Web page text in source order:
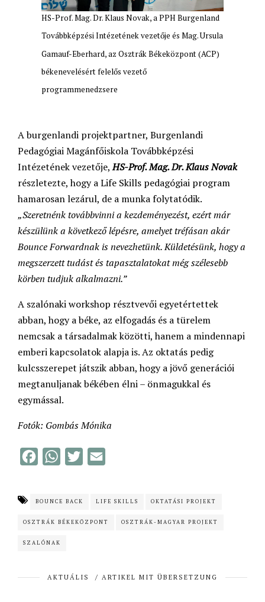
HS-Prof. Mag. Dr. Klaus Novak, a PPH Burgenland
Továbbképzési Intézetének vezetője és Mag. Ursula
Gamauf-Eberhard, az Osztrák Békeközpont (ACP)
békenevelésért felelős vezető
programmenedzsere
A burgenlandi projektpartner, Burgenlandi
Pedagógiai Magánfőiskola Továbbképzési
Intézetének vezetője,HS-Prof. Mag. Dr. Klaus Novak
részletezte, hogy a Life Skills pedagógiai program
hamarosan lezárul, de a munka folytatódik.
„Szeretnénk továbbvinni a kezdeményezést, ezért már
készülünk a következő lépésre, amelyet tréfásan akár
Bounce Forwardnak is nevezhetünk. Küldetésünk, hogy a
megszerzett tudást és tapasztalatokat még szélesebb
körben tudjuk alkalmazni.”
A szalónaki workshop résztvevői egyetértettek
abban, hogy a béke, az elfogadás és a türelem
nemcsak a társadalmak közötti, hanem a mindennapi
emberi kapcsolatok alapja is. Az oktatás pedig
kulcsszerepet játszik abban, hogy a jövő generációi
megtanuljanak békében élni – önmagukkal és
egymással.
Fotók: Gombás Mónika
b
o
k
W
s
p
t
l
BOUNCE BACK LIFE SKILLS OKTATÁSI PROJEKT
OSZTRÁK BÉKEKÖZPONT OSZTRÁK-MAGYAR PROJEKT
SZALÓNAK
AKTUÁLIS / ARTIKEL MIT ÜBERSETZUNG